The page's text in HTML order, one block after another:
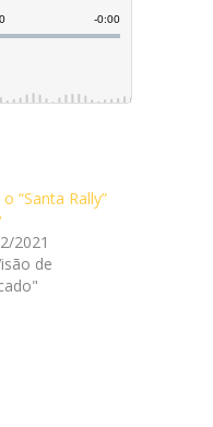
“Santa Rally”
2021
de